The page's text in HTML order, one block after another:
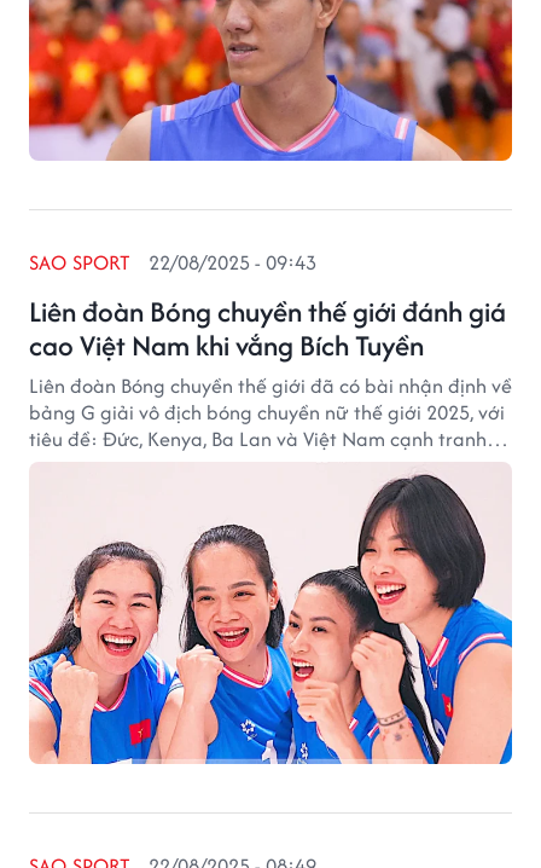
Liên đoàn Bóng chuyền thế giới đánh giá
cao Việt Nam khi vắng Bích Tuyền
SAO SPORT 22/08/2025 - 09:43
Liên đoàn Bóng chuyền thế giới đã có bài nhận định về
bảng G giải vô địch bóng chuyền nữ thế giới 2025, với
tiêu đề: Đức, Kenya, Ba Lan và Việt Nam cạnh tranh vé
vào vòng 1/8.